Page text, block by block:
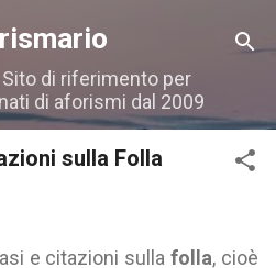
principali
di riferimento per
di aforismi dal 2009
sulla Folla
e citazioni sullafolla, cioè